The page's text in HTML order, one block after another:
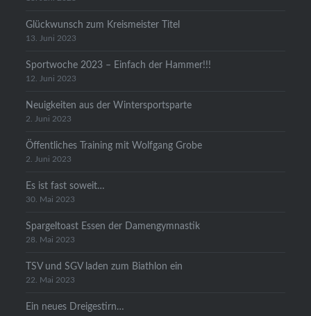
Glückwunsch zum Kreismeister Titel
13. Juni 2023
Sportwoche 2023 – Einfach der Hammer!!!
12. Juni 2023
Neuigkeiten aus der Wintersportsparte
2. Juni 2023
Öffentliches Training mit Wolfgang Grobe
2. Juni 2023
Es ist fast soweit…
30. Mai 2023
Spargeltoast Essen der Damengymnastik
28. Mai 2023
TSV und SGV laden zum Biathlon ein
22. Mai 2023
Ein neues Dreigestirn…